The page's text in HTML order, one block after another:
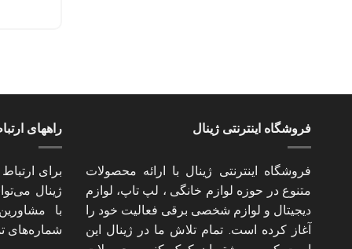
فروشگاه اینترنتی ژینال
فروشگاه اینترنتی ژینال با ارائه محصولات
متنوع در حوزه لوازم خانگی ، لپ تاپ، لوازم
دیجیتال و لوازم شخصی برقی فعالیت خود را
آغاز کرده است. تمام تلاش ما در ژینال این
راههای
برای
ژینال
با
شماره‌های